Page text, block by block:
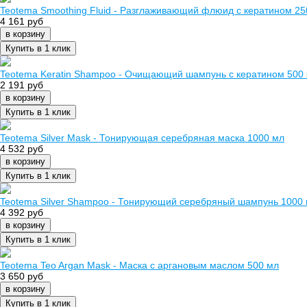
Teotema Smoothing Fluid - Разглаживающий флюид с кератином
4 161 руб
в корзину
Купить в 1 клик
Teotema Keratin Shampoo - Очищающий шампунь с кератином 500
2 191 руб
в корзину
Купить в 1 клик
Teotema Silver Mask - Тонирующая серебряная маска 1000 мл
4 532 руб
в корзину
Купить в 1 клик
Teotema Silver Shampoo - Тонирующий серебряный шампунь 1000
4 392 руб
в корзину
Купить в 1 клик
Teotema Teo Argan Mask - Маска с аргановым маслом 500 мл
3 650 руб
в корзину
Купить в 1 клик